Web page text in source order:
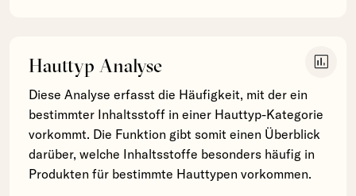
Hauttyp Analyse
Diese Analyse erfasst die Häufigkeit, mit der ein
bestimmter Inhaltsstoff in einer Hauttyp-Kategorie
vorkommt. Die Funktion gibt somit einen Überblick
darüber, welche Inhaltsstoffe besonders häufig in
Produkten für bestimmte Hauttypen vorkommen.
insert_chart